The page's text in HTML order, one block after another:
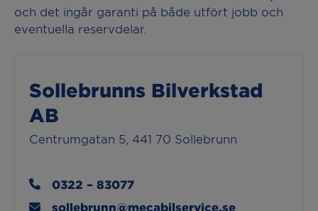
och det ingår garanti på både utfört jobb och
eventuella reservdelar.
Sollebrunns Bilverkstad
AB
Centrumgatan 5, 441 70 Sollebrunn
0322 – 83077
sollebrunn@mecabilservice.se